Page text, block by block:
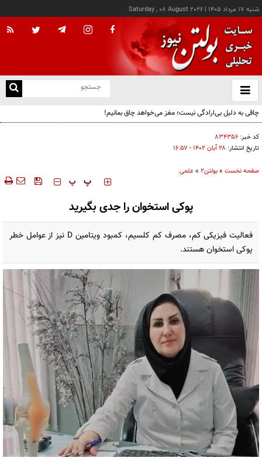
شنبه ۱۷ مرداد ۱۴۰۵ |
Saturday , 08 August 2026
باز
و
چاقی به دلیل بی‌ارادگی نیست؛ مغز می‌خواهد چاق بمانیم!
کد خبر: ۸۳۴۳۵۶
تاریخ انتشار: ۲۸ آبان ۱۴۰۲ - ۱۶:۵۷
صفحه نخست »بولتن2 »علمی
‍‍‍ پ پ
پوکی استخوان را جدی بگیرید
فعالیت فیزیکی کم، مصرف کم کلسیم، کمبود ویتامین D نیز از عوامل خطر
پوکی استخوان هستند.